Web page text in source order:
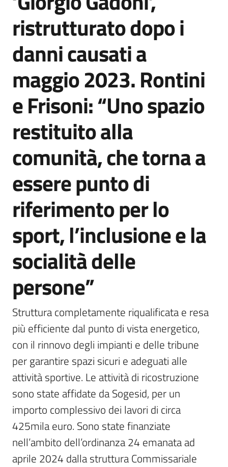
Seguici
su
ristrutturato dopo i
danni causati a
maggio 2023. Rontini
e Frisoni: “Uno spazio
restituito alla
comunità, che torna a
essere punto di
riferimento per lo
sport, l’inclusione e la
socialità delle
persone”
Struttura completamente riqualificata e resa
più efficiente dal punto di vista energetico,
con il rinnovo degli impianti e delle tribune
per garantire spazi sicuri e adeguati alle
attività sportive. Le attività di ricostruzione
sono state affidate da Sogesid, per un
importo complessivo dei lavori di circa
425mila euro. Sono state finanziate
nell’ambito dell’ordinanza 24 emanata ad
aprile 2024 dalla struttura Commissariale